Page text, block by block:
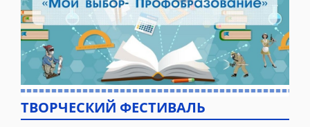
ТВОРЧЕСКИЙ ФЕСТИВАЛЬ